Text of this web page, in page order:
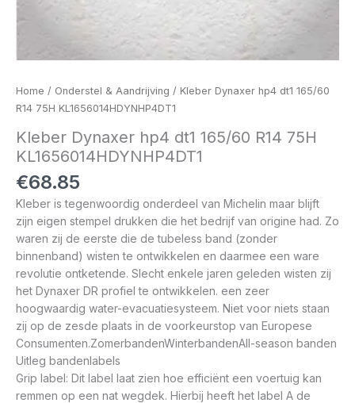
Home / Onderstel & Aandrijving / Kleber Dynaxer hp4 dt1 165/60
R14 75H KL1656014HDYNHP4DT1
Kleber Dynaxer hp4 dt1 165/60 R14 75H
KL1656014HDYNHP4DT1
€68.85
Kleber is tegenwoordig onderdeel van Michelin maar blijft
zijn eigen stempel drukken die het bedrijf van origine had. Zo
waren zij de eerste die de tubeless band (zonder
binnenband) wisten te ontwikkelen en daarmee een ware
revolutie ontketende. Slecht enkele jaren geleden wisten zij
het Dynaxer DR profiel te ontwikkelen. een zeer
hoogwaardig water-evacuatiesysteem. Niet voor niets staan
zij op de zesde plaats in de voorkeurstop van Europese
Consumenten.ZomerbandenWinterbandenAll-season banden
Uitleg bandenlabels
Grip label: Dit label laat zien hoe efficiënt een voertuig kan
remmen op een nat wegdek. Hierbij heeft het label A de